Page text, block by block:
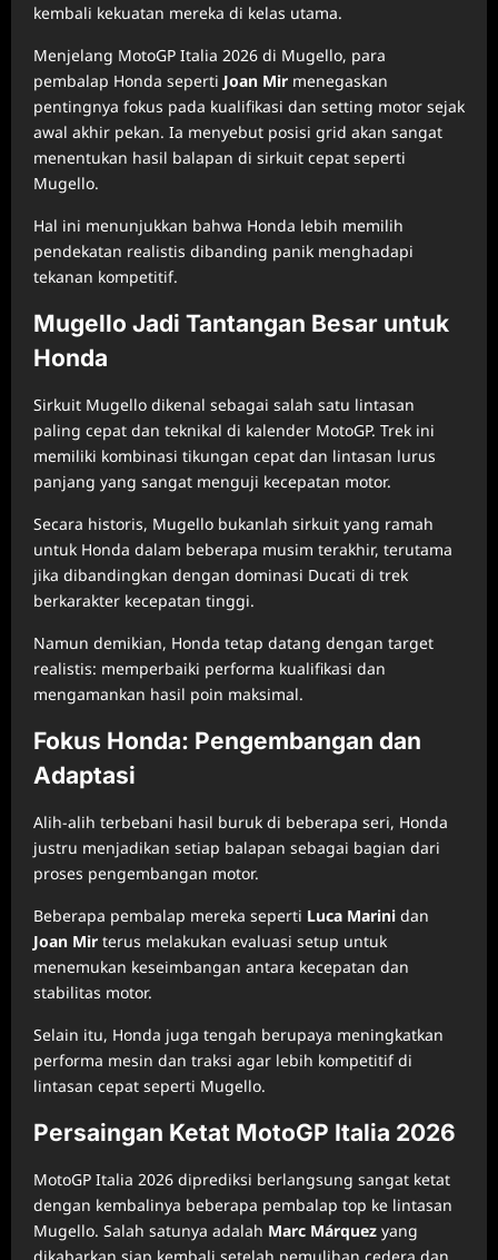
kembali kekuatan mereka di kelas utama.
Menjelang MotoGP Italia 2026 di Mugello, para
pembalap Honda seperti Joan Mir menegaskan
pentingnya fokus pada kualifikasi dan setting motor sejak
awal akhir pekan. Ia menyebut posisi grid akan sangat
menentukan hasil balapan di sirkuit cepat seperti
Mugello.
Hal ini menunjukkan bahwa Honda lebih memilih
pendekatan realistis dibanding panik menghadapi
tekanan kompetitif.
Mugello Jadi Tantangan Besar untuk
Honda
Sirkuit Mugello dikenal sebagai salah satu lintasan
paling cepat dan teknikal di kalender MotoGP. Trek ini
memiliki kombinasi tikungan cepat dan lintasan lurus
panjang yang sangat menguji kecepatan motor.
Secara historis, Mugello bukanlah sirkuit yang ramah
untuk Honda dalam beberapa musim terakhir, terutama
jika dibandingkan dengan dominasi Ducati di trek
berkarakter kecepatan tinggi.
Namun demikian, Honda tetap datang dengan target
realistis: memperbaiki performa kualifikasi dan
mengamankan hasil poin maksimal.
Fokus Honda: Pengembangan dan
Adaptasi
Alih-alih terbebani hasil buruk di beberapa seri, Honda
justru menjadikan setiap balapan sebagai bagian dari
proses pengembangan motor.
Beberapa pembalap mereka seperti Luca Marini dan
Joan Mir terus melakukan evaluasi setup untuk
menemukan keseimbangan antara kecepatan dan
stabilitas motor.
Selain itu, Honda juga tengah berupaya meningkatkan
performa mesin dan traksi agar lebih kompetitif di
lintasan cepat seperti Mugello.
Persaingan Ketat MotoGP Italia 2026
MotoGP Italia 2026 diprediksi berlangsung sangat ketat
dengan kembalinya beberapa pembalap top ke lintasan
Mugello. Salah satunya adalah Marc Márquez yang
dikabarkan siap kembali setelah pemulihan cedera dan